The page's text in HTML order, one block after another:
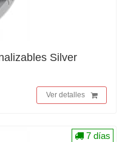
Silver
Ver detalles
7 días